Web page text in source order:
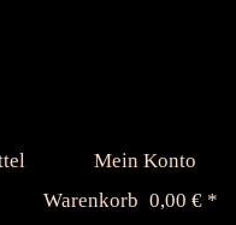
Mein Konto
Warenkorb 0,00 € *